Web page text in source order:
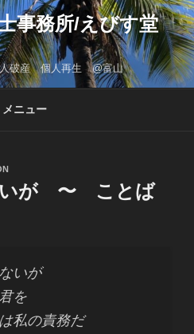
事務所/えびす堂
破産 個人再生 @富山
メニュー
いが 〜 ことば
いが
を
私の責務だ